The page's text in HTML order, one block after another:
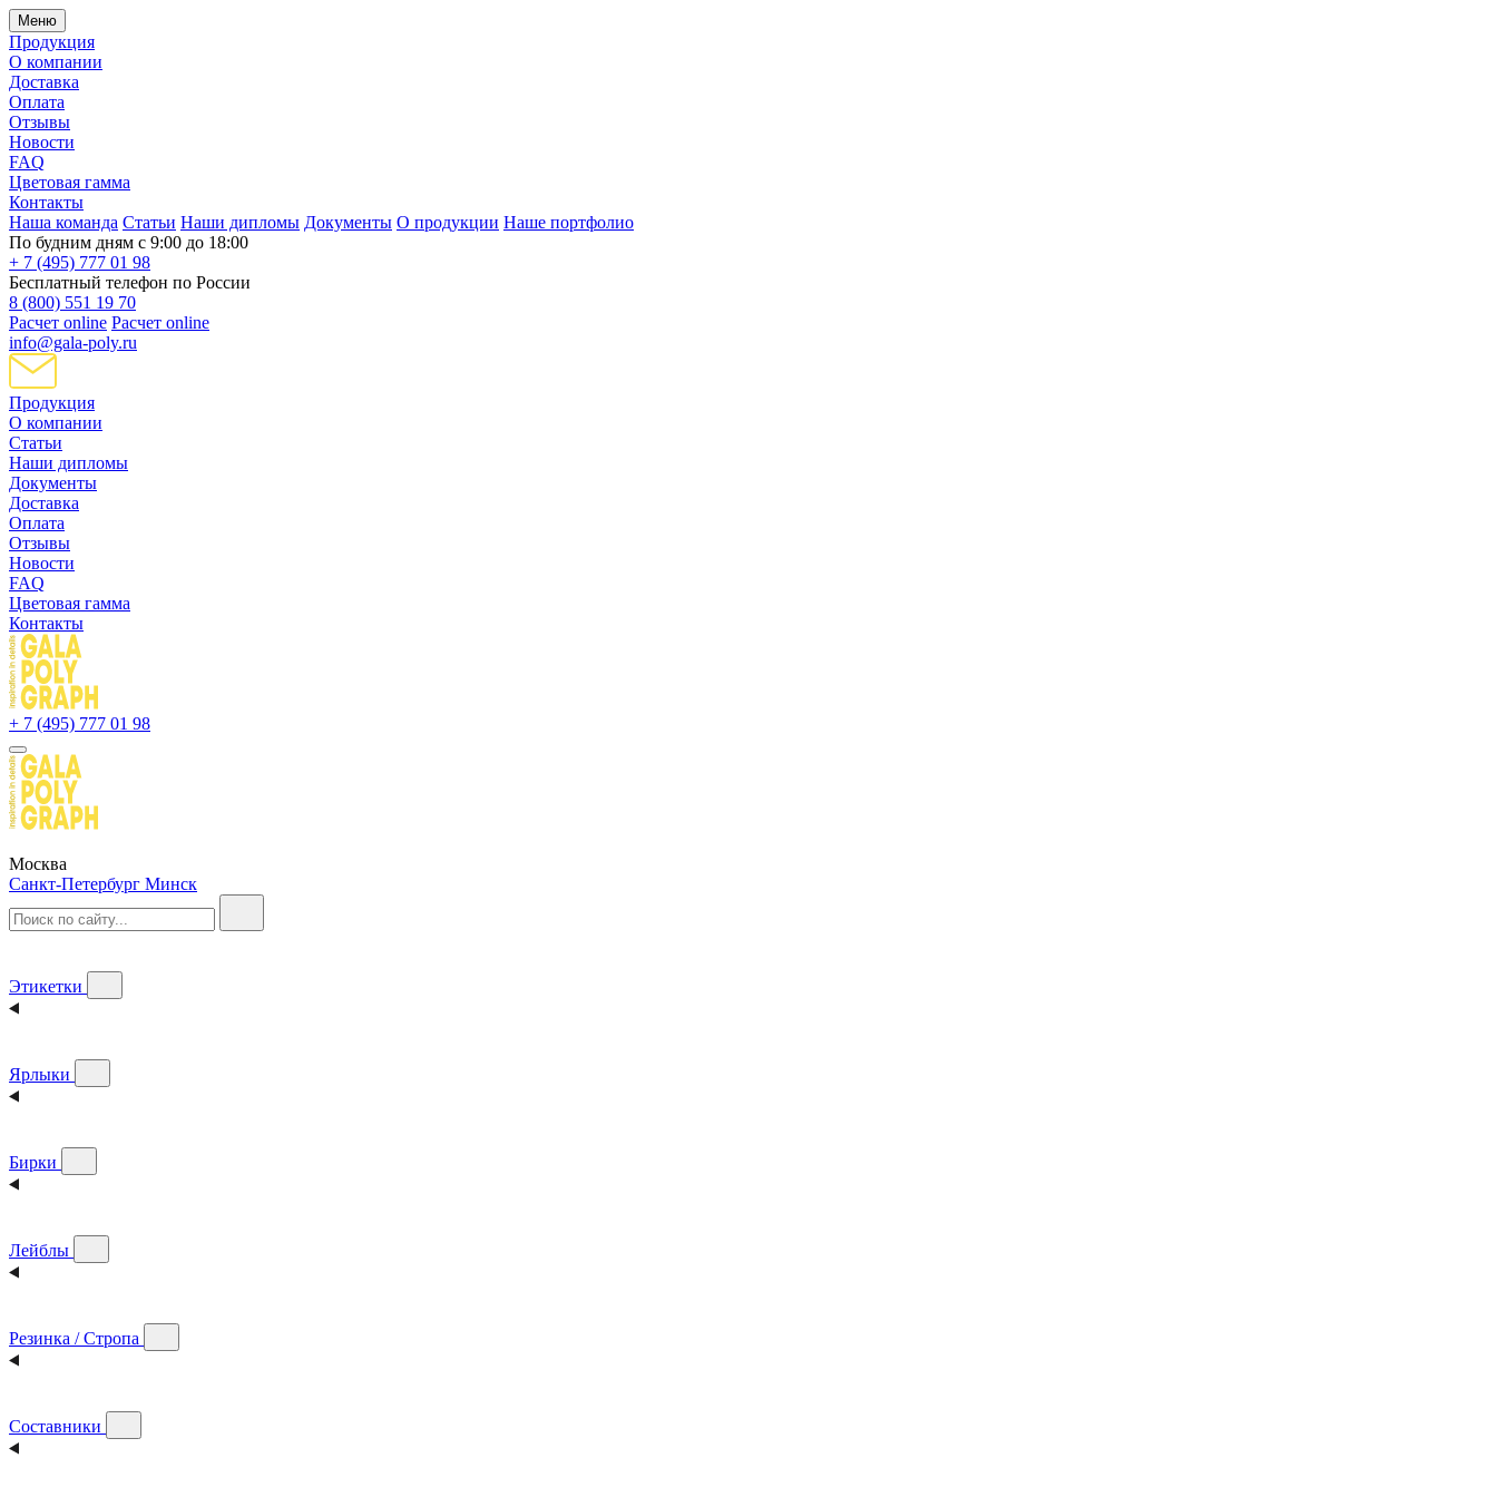
Меню
Продукция
О компании
Доставка
Оплата
Отзывы
Новости
FAQ
Цветовая гамма
Контакты
Наша команда Статьи Наши дипломы Документы О продукции Наше портфолио
По будним дням с 9:00 до 18:00
+ 7 (495) 777 01 98
Бесплатный телефон по России
8 (800) 551 19 70
Расчет online Расчет online
info@gala-poly.ru
Продукция
О компании
Статьи
Наши дипломы
Документы
Доставка
Оплата
Отзывы
Новости
FAQ
Цветовая гамма
Контакты
+ 7 (495) 777 01 98
Москва
Санкт-Петербург Минск
Этикетки
Ярлыки
Бирки
Лейблы
Резинка / Стропа
Составники